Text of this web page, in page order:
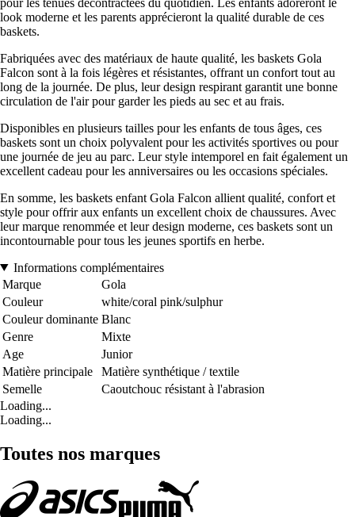
look moderne et les parents apprécieront la qualité durable de ces
baskets.
Fabriquées avec des matériaux de haute qualité, les baskets Gola
Falcon sont à la fois légères et résistantes, offrant un confort tout au
long de la journée. De plus, leur design respirant garantit une bonne
circulation de l'air pour garder les pieds au sec et au frais.
Disponibles en plusieurs tailles pour les enfants de tous âges, ces
baskets sont un choix polyvalent pour les activités sportives ou pour
une journée de jeu au parc. Leur style intemporel en fait également un
excellent cadeau pour les anniversaires ou les occasions spéciales.
En somme, les baskets enfant Gola Falcon allient qualité, confort et
style pour offrir aux enfants un excellent choix de chaussures. Avec
leur marque renommée et leur design moderne, ces baskets sont un
incontournable pour tous les jeunes sportifs en herbe.
Informations complémentaires
Marque
Gola
Couleur
white/coral pink/sulphur
Couleur dominante Blanc
Genre
Mixte
Age
Junior
Matière principale
Matière synthétique / textile
Semelle
Caoutchouc résistant à l'abrasion
Loading...
Loading...
Toutes nos marques